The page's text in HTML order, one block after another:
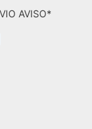
AVISO*